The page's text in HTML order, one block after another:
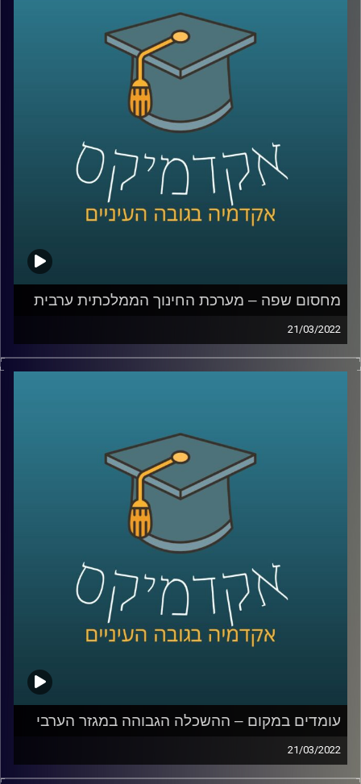
על כך דנים בהרחבה ד"ר עמית לביא דינור, דיקנית בית הספר
סמי עופר לתקשות וד"ר יובל קרניאל משפטן, חוקר תרבות,
תקשורת ומומחה לאתיקה בספר "משבר אמון".
קרדיט תמונות:AudioVersity
מחסום שפה – מערכת החינוך הממלכתית ערבית
21/03/2022
איך הגענו למצב שחמישית מהאוכלוסיה לא יכולה לדבר עם
השאר, למה בוגרי מערכת חינוך ממלכתית אחרי 12 שנות לימוד
האזינו לחלק השלישי והאחרון של השיחה שקיימתי עם ד"ר
מריאן תחואוכו, מנהלת המרכז למדיניות כלכלית של החברה
לשיחה עם ד"ר מריאן תחואוכו על משבר התעסוקה במגזר
לחצו כאן
לשיחה עם ד"ר מריאן תחואוכו על ההשכלה הגבוהה במגזר
הערבי –לחצו כאן
עומדים במקום – ההשכלה הגבוהה במגזר הערבי
21/03/2022
ישראל היא אחת המדינות עם הכי הרבה משכילים לנפש, אבל